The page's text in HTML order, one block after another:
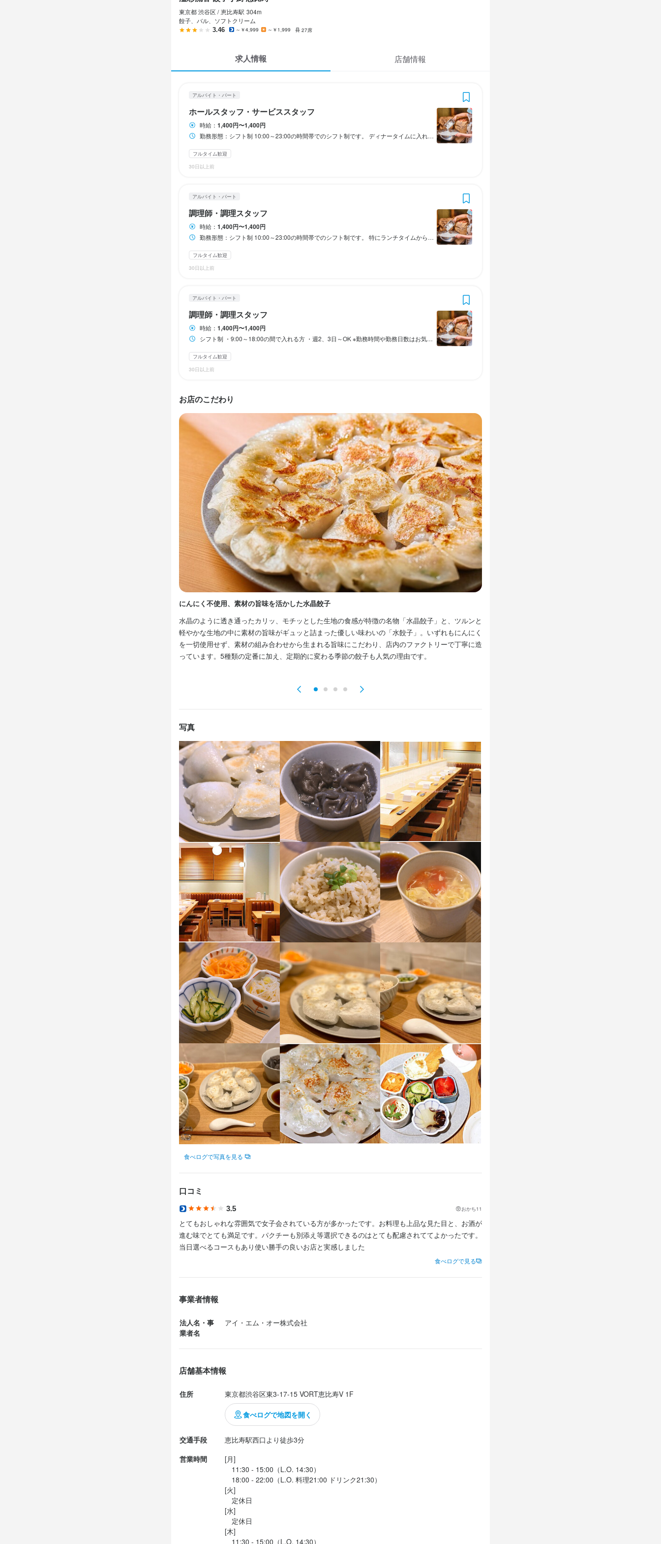
東京都 渋谷区 / 恵比寿駅 304m
餃子、バル、ソフトクリーム
3.46 ～￥4,999 ～￥1,999 27席
求人情報 店舗情報
アルバイト・パート
ホールスタッフ・サービススタッフ
時給： 1,400円〜1,400円
勤務形態：シフト制 10:00～23:00の時間帯でのシフト制です。 ディナータイムに入れる方、閉店作業できる方大歓迎です！ ※勤務時間や勤務日数はお気軽にご相談ください。
フルタイム歓迎
30日以上前
アルバイト・パート
調理師・調理スタッフ
時給： 1,400円〜1,400円
勤務形態：シフト制 10:00～23:00の時間帯でのシフト制です。 特にランチタイムから夕方の時間帯に勤務できる方大歓迎です！ ※勤務時間や勤務日数はお気軽にご相談ください。
フルタイム歓迎
30日以上前
アルバイト・パート
調理師・調理スタッフ
時給： 1,400円〜1,400円
シフト制 ・9:00～18:00の間で入れる方 ・週2、3日～OK ※勤務時間や勤務日数はお気軽にご相談ください。
フルタイム歓迎
30日以上前
お店のこだわり
にんにく不使用、素材の旨味を活かした水晶餃子
水晶のように透き通ったカリッ、モチッとした生地の食感が特徴の名物「水晶餃子」と、ツルンと
軽やかな生地の中に素材の旨味がギュッと詰まった優しい味わいの「水餃子」。いずれもにんにく
を一切使用せず、素材の組み合わせから生まれる旨味にこだわり、店内のファクトリーで丁寧に造
っています。5種類の定番に加え、定期的に変わる季節の餃子も人気の理由です。
写真
食べログで写真を見る
口コミ
3.5 おかち11
とてもおしゃれな雰囲気で女子会されている方が多かったです。お料理も上品な見た目と、お酒が
進む味でとても満足です。パクチーも別添え等選択できるのはとても配慮されててよかったです。
当日選べるコースもあり使い勝手の良いお店と実感しました
食べログで見る
事業者情報
法人名・事
業者名
アイ・エム・オー株式会社
店舗基本情報
住所 東京都渋谷区東3-17-15 VORT恵比寿V 1F
食べログで地図を開く
交通手段
恵比寿駅西口より徒歩3分
営業時間
[月]
11:30 - 15:00（L.O. 14:30）
18:00 - 22:00（L.O. 料理21:00 ドリンク21:30）
[火]
定休日
[水]
定休日
[木]
11:30 - 15:00（L.O. 14:30）
求人を選択する
バイト ホールスタッフ 時給： 1,400円〜1,400円
バイト 調理師・調理スタッフ 時給：1,400円〜1,400円
バイト 調理師・調理スタッフ 時給：1,400円〜1,400円
求人を選択する
正社員 店長候補 月給： 40万円〜70万円
正社員 料理長候補 月給：
求人を選択する
バイト ホールスタッフ 時給： 1,300円〜1,600円
求人を選択する
正社員 料理長候補 月給： 25万円〜45万円
ホールスタッフ・サービススタッフ
時給1,400円〜1,400円
交通費支給（片道530円迄or1ヵ月定期代支給）
勤務時間
ディナータイムに入れる方、閉店作業できる方大歓迎です！
※勤務時間や勤務日数はお気軽にご相談ください。
1か月毎のシフト制
待遇
【社会保険】
雇用保険、労災保険
●美味しい餃子のまかないあり
→名物の水晶餃子をはじめとした当店自慢の餃子が食べられます！
●交通費支給（片道530円迄or1ヵ月定期代支給）
●制服貸出
●昇給あり
まかない・食事補助あり 制服貸与
特徴
学歴不問 未経験者歓迎 フリーター歓迎 女性活躍中 ブランクOK 駅チカ(徒歩5分以内) 面接1回
仕事内容
★オシャレ餃子店のホールスタッフ募集★
未経験・ブランクありOK♪
ディナータイムに入れる方、閉店作業できる方大歓迎です！
水晶餃子で人気を集めた「溢彩流香」のカジュアル店。
子店の調理スタッフを募集します。
餃子屋さんのイメージを大きく覆す清潔でオシャレなお店で楽しく働きませんか？
【仕事内容】
い。
勤務時間や曜日等ご相談可能。
お気軽にご応募ください！
★溢彩流香（イーサイリューシャン）とは
かつて大阪・高槻市に本店を構えた人気店で
その人気は1日で1年間の予約が埋まる程でした。
名物料理である餃⼦は「幻の餃⼦」と呼ばれ、
多くの⽅が「いつの⽇か」と⾷すことを待ち望む逸品。
その「幻の餃⼦」をより多くの⽅に召し上がっていただきたい、
という思いを胸に本店の味をそのままに気軽にカジュアルに
楽しめるお店"溢彩流香 餃子小厨"を東京・恵比寿にオープンしました。
※本店は岡山県備前市に移転しました。
この仕事のおすすめポイント
曜日や出勤日数はご相談可能。
社員や先輩スタッフが丁寧に教えてくれるのでブランクのある方も安心して始められます。
休憩時間には名物の水晶餃子をはじめとした当店自慢の餃子がまかないで食べられます♪
応募資格
必須スキル・経験
未経験でも人柄と意欲を重視しております。
※高校卒業以上の方を対象としております。
歓迎スキル・経験
コミュニケーション能力 飲食店での接客経験
求める人物像
・未経験の方
・フリーターさん、主婦（夫）さん
・WワークOK！
・料理が好きな方
・人と話すことが好きな方
・飲食店経験者の方
歓迎します！
場合によっては書類選考がございます。
お店の採用担当者からのメッセージ
週2、3日から勤務OK！土日祝日勤務可能な方歓迎です！
勤務地
東京都渋谷区東3-17-15 VORT恵比寿V 1F
法人名・事業者名
アイ・エム・オー株式会社
最終更新日2026/06/25
調理師・調理スタッフ
時給1,400円〜1,400円
交通費支給（片道530円迄or1ヵ月定期代支給）
勤務時間
10:00～23:00の時間帯でのシフト制です。
※勤務時間や勤務日数はお気軽にご相談ください。
ダブルワーク・副業OK フルタイム歓迎 転勤なし 長期勤務歓迎 週2日からOK シフト制
休日・休暇
待遇
【社会保険】
雇用保険、労災保険
→名物の水晶餃子をはじめとした当店自慢の餃子が食べられます！
●交通費支給（片道530円迄or1ヵ月定期代支給）
●制服貸出
●昇給あり
まかない・食事補助あり 制服貸与
未経験者歓迎 フリーター歓迎 女性活躍中 ブランクOK 駅チカ(徒歩5分以内) 面接1回
仕事内容
★オシャレ餃子店の調理スタッフ募集★
未経験・ブランクありOK♪
ランチタイムの10:00～15:00の時間帯に入れる方歓迎！
水晶餃子で人気を集めた「溢彩流香」のカジュアル店。
名物の餃子や一品料理をナチュラルワイン等のドリンクと共に楽しめる女性中心のオシャレな餃
餃子屋さんのイメージを大きく覆す清潔でオシャレなお店で楽しく働きませんか？
【仕事内容】
・キッチンでの調理や仕込み
曜日や出勤日数はご相談可能。
社員や先輩スタッフが丁寧に教えてくれるので未経験の方・ブランクのある方も安心して始めら
れます。
お気軽にご応募ください！
★溢彩流香（イーサイリューシャン）とは
かつて大阪・高槻市に本店を構えた人気店で
その人気は1日で1年間の予約が埋まる程でした。
名物料理である餃⼦は「幻の餃⼦」と呼ばれ、
多くの⽅が「いつの⽇か」と⾷すことを待ち望む逸品。
その「幻の餃⼦」をより多くの⽅に召し上がっていただきたい、
という思いを胸に本店の味をそのままに気軽にカジュアルに
楽しめるお店"溢彩流香 餃子小厨"を東京・恵比寿にオープンしました。
※本店は岡山県備前市に移転しました。
この仕事のおすすめポイント
曜日や出勤日数はご相談可能。
社員や先輩スタッフが丁寧に教えてくれるのでブランクのある方も安心して始められます。
休憩時間には名物の水晶餃子をはじめとした当店自慢の餃子がまかないで食べられます♪
身に付くスキル
盛り付け技術
必須スキル・経験
未経験でも人柄と意欲を重視しております。
※高校卒業以上の方を対象としております。
歓迎スキル・経験
飲食店での調理経験
・飲食店経験者の方
・フリーターさん、主婦（夫）さん
・WワークOK！
・餃子が好きな方
歓迎します！
選考の流れ
一次面接後に合否を決定します。
お店の採用担当者からのメッセージ
週2、3日から勤務OK！平日ランチタイム勤務可能な方歓迎です！
少しでも興味をお持ちでしたらぜひご応募ください！
溢彩流香 餃子小厨 恵比寿
東京都渋谷区東3-17-15 VORT恵比寿V 1F
調理師・調理スタッフ
時給1,400円〜1,400円
交通費支給（片道530円迄or1ヵ月定期代支給）
勤務時間
・週2、3日～OK
※勤務時間や勤務日数はお気軽にご相談ください。
ダブルワーク・副業OK フルタイム歓迎
休日・休暇
待遇
【社会保険】
雇用保険、労災保険
【福利厚生】
●交通費支給（片道530円迄or1ヵ月定期代支給）
●制服貸出
●昇給あり
まかない・食事補助あり 制服貸与
未経験者歓迎 フリーター歓迎 女性活躍中 ブランクOK 駅チカ(徒歩5分以内) 面接1回
仕事内容
仕事内容
★オシャレ餃子店の餃子製造スタッフ募集★
未経験・ブランクありOK♪
水晶餃子で人気を集めた「溢彩流香」のカジュアル店。
名物の餃子や一品料理をナチュラルワイン等のドリンクと共に楽しめるオシャレな餃子店です。
今回は餃子を製造するラボスタッフを募集します。
餃子屋さんのイメージを大きく覆すオシャレなお店で楽しく働きませんか？
【仕事内容】
●ラボでの餃子製造
・野菜のカット
餃子包みは機械を使って行っておりますので、
調理経験の少ない方もご安心ください。
★溢彩流香（イーサイリューシャン）とは
かつて大阪・高槻市に本店を構えた人気店で
その人気は1日で1年間の予約が埋まる程でした。
名物料理である餃⼦は「幻の餃⼦」と呼ばれ、
多くの⽅が「いつの⽇か」と⾷すことを待ち望む逸品。
その「幻の餃⼦」をより多くの⽅に召し上がっていただきたい、
という思いを胸に本店の味をそのままに気軽にカジュアルに
楽しめるお店"溢彩流香 餃子小厨"を東京・恵比寿にオープンしました。
・にんにく不使用
・意外性のある食材の組み合わせ
・素材本来の味を引き出した優しい味わい
こだわりがつまった唯一無二の餃子を提供しています。
※本店は岡山県備前市に移転しました。
この仕事のおすすめポイント
曜日や出勤日数はご相談可能。
社員や先輩スタッフが丁寧に教えてくれるのでブランクのある方も安心して始められます。
休憩時間には名物の水晶餃子をはじめとした当店自慢の餃子がまかないで食べられます♪
力仕事ですので、体力に自信のある方大歓迎です！
応募資格
歓迎スキル・経験
飲食店での調理経験
求める人物像
未経験でも人柄と意欲を重視
・体力に自信のある方
・一人作業が好きな方
・餃子が好きな方
・餃子を作ってみたい方
・ブランクありの方
・フリーターさん
・Wワーク
選考の流れ
一次面接後に合否を決定します。
場合によっては書類選考がございます。
重いものを持ったりしますので、体力に自信のある方大歓迎です！
少しでも興味をお持ちでしたらぜひご応募ください！
溢彩流香 餃子小厨 恵比寿
東京都渋谷区東3-17-15 VORT恵比寿V 1F